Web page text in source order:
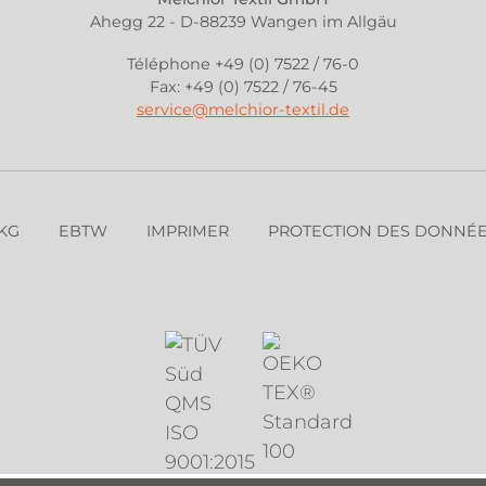
Ahegg 22 - D-88239 Wangen im Allgäu
Téléphone +49 (0) 7522 / 76-0
Fax: +49 (0) 7522 / 76-45
service@melchior-textil.de
EBTW IMPRIMER PROTECTION DES